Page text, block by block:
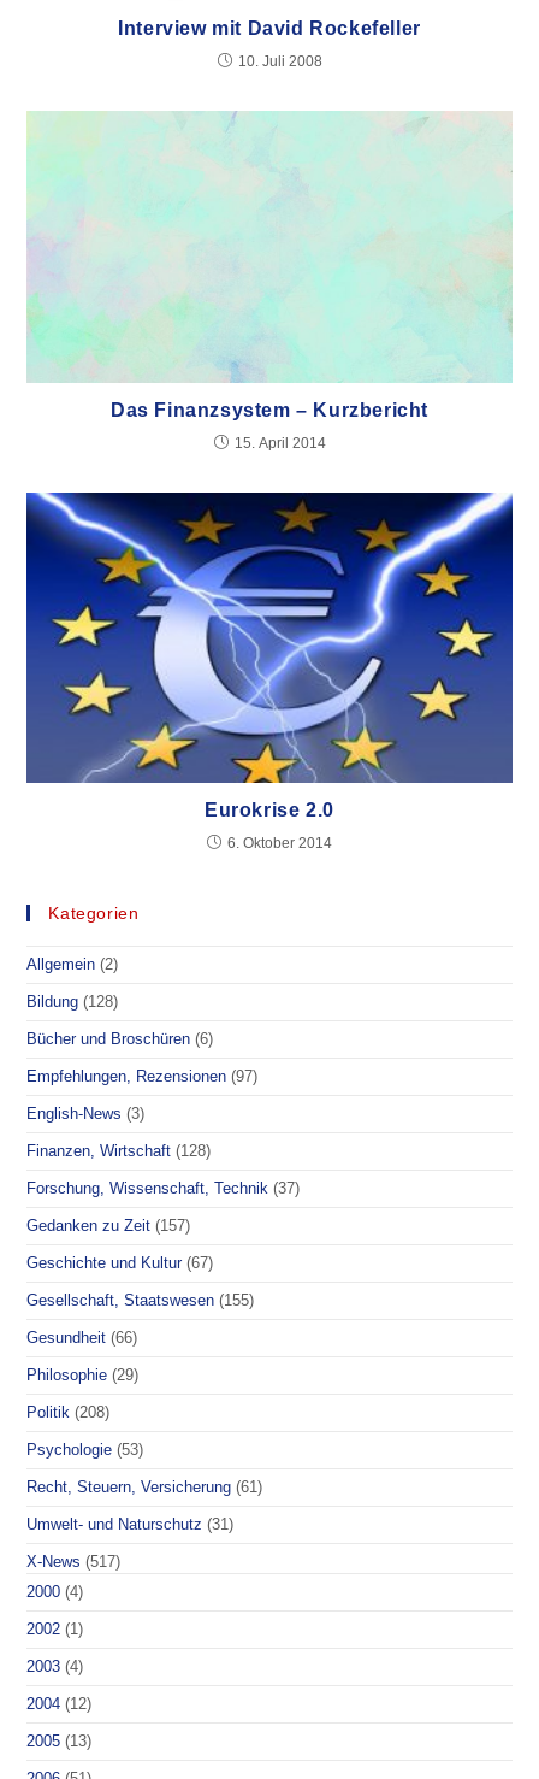
Interview mit David Rockefeller
10. Juli 2008
Das Finanzsystem – Kurzbericht
15. April 2014
Eurokrise 2.0
6. Oktober 2014
Kategorien
Allgemein (2)
Bildung (128)
Bücher und Broschüren (6)
Empfehlungen, Rezensionen (97)
English-News (3)
Finanzen, Wirtschaft (128)
Forschung, Wissenschaft, Technik (37)
Gedanken zu Zeit (157)
Geschichte und Kultur (67)
Gesellschaft, Staatswesen (155)
Gesundheit (66)
Philosophie (29)
Politik (208)
Psychologie (53)
Recht, Steuern, Versicherung (61)
Umwelt- und Naturschutz (31)
X-News (517)
2000 (4)
2002 (1)
2003 (4)
2004 (12)
2005 (13)